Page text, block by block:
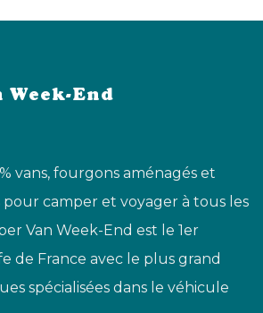
Week-End
vans, fourgons aménagés et
camper et voyager à tous les
Van Week-End est le 1er
de France avec le plus grand
spécialisées dans le véhicule